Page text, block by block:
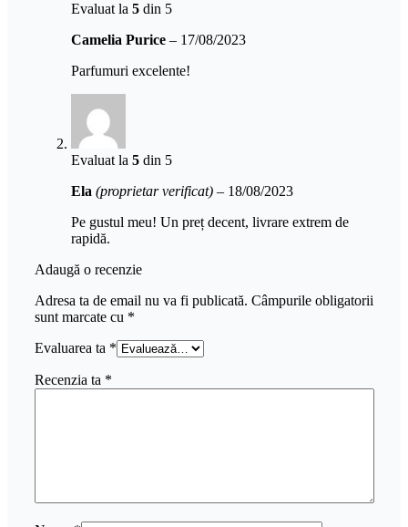
Evaluat la 5din 5
Camelia Purice – 17/08/2023
Parfumuri excelente!
Evaluat la 5din 5
Ela (proprietar verificat) – 18/08/2023
Pe gustul meu! Un preț decent, livrare extrem de
rapidă.
Adaugă o recenzie
Adresa ta de email nu va fi publicată. Câmpurile obligatorii
sunt marcate cu *
Evaluarea ta *
Recenzia ta *